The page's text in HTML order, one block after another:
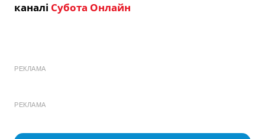
каналі Субота Онлайн
РЕКЛАМА
РЕКЛАМА